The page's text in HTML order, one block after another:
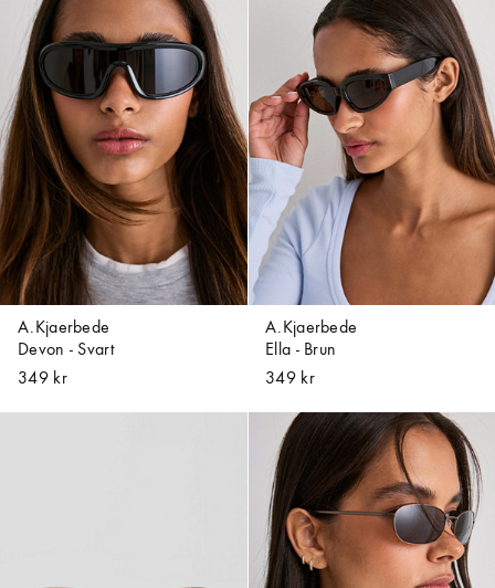
A.Kjaerbede
Devon - Svart
349 kr
A.Kjaerbede
Ella - Brun
349 kr